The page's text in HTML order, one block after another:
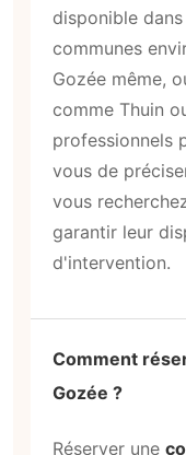
disponible
communes
Gozée même,
comme Thuin
professionnels
vous de
vous
garantir leur
d'intervention.
Comment
Gozée ?
Réserver une